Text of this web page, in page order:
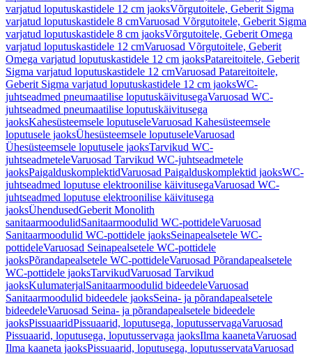
varjatud loputuskastidele 12 cm jaoksVõrgutoitele, Geberit Sigma
varjatud loputuskastidele 8 cmVaruosad Võrgutoitele, Geberit Sigma
varjatud loputuskastidele 8 cm jaoksVõrgutoitele, Geberit Omega
varjatud loputuskastidele 12 cmVaruosad Võrgutoitele, Geberit
Omega varjatud loputuskastidele 12 cm jaoksPatareitoitele, Geberit
Sigma varjatud loputuskastidele 12 cmVaruosad Patareitoitele,
Geberit Sigma varjatud loputuskastidele 12 cm jaoksWC-
juhtseadmed pneumaatilise loputuskäivitusegaVaruosad WC-
juhtseadmed pneumaatilise loputuskäivitusega
jaoksKahesüsteemsele loputuseleVaruosad Kahesüsteemsele
loputusele jaoksÜhesüsteemsele loputuseleVaruosad
Ühesüsteemsele loputusele jaoksTarvikud WC-
juhtseadmeteleVaruosad Tarvikud WC-juhtseadmetele
jaoksPaigalduskomplektidVaruosad Paigalduskomplektid jaoksWC-
juhtseadmed loputuse elektroonilise käivitusegaVaruosad WC-
juhtseadmed loputuse elektroonilise käivitusega
jaoksÜhendusedGeberit Monolith
sanitaarmoodulidSanitaarmoodulid WC-pottideleVaruosad
Sanitaarmoodulid WC-pottidele jaoksSeinapealsetele WC-
pottideleVaruosad Seinapealsetele WC-pottidele
jaoksPõrandapealsetele WC-pottideleVaruosad Põrandapealsetele
WC-pottidele jaoksTarvikudVaruosad Tarvikud
jaoksKulumaterjalSanitaarmoodulid bideedeleVaruosad
Sanitaarmoodulid bideedele jaoksSeina- ja põrandapealsetele
bideedeleVaruosad Seina- ja põrandapealsetele bideedele
jaoksPissuaaridPissuaarid, loputusega, loputusservagaVaruosad
Pissuaarid, loputusega, loputusservaga jaoksIlma kaanetaVaruosad
Ilma kaaneta jaoksPissuaarid, loputusega, loputusservataVaruosad